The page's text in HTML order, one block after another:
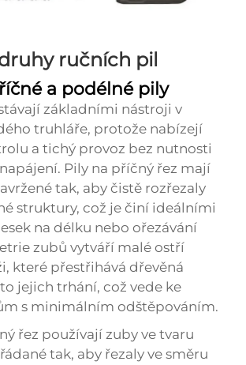
ručních pil
a podélné pily
základními nástroji v
truhláře, protože nabízejí
a tichý provoz bez nutnosti
Pily na příčný řez mají
tak, aby čistě rozřezaly
struktury, což je činí ideálními
na délku nebo ořezávání
zubů vytváří malé ostří
které přestřihává dřevěná
jejich trhání, což vede ke
s minimálním odštěpováním.
řez používají zuby ve tvaru
tak, aby řezaly ve směru